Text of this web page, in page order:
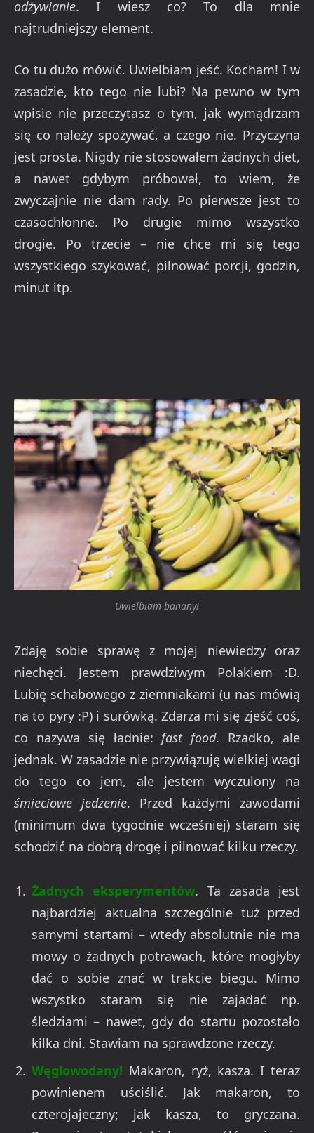
odżywianie. I wiesz co? To dla mnie
najtrudniejszy element.
Co tu dużo mówić. Uwielbiam jeść. Kocham! I w
zasadzie, kto tego nie lubi? Na pewno w tym
wpisie nie przeczytasz o tym, jak wymądrzam
się co należy spożywać, a czego nie. Przyczyna
jest prosta. Nigdy nie stosowałem żadnych diet,
a nawet gdybym próbował, to wiem, że
zwyczajnie nie dam rady. Po pierwsze jest to
czasochłonne. Po drugie mimo wszystko
drogie. Po trzecie – nie chce mi się tego
wszystkiego szykować, pilnować porcji, godzin,
minut itp.
Uwielbiam banany!
Zdaję sobie sprawę z mojej niewiedzy oraz
niechęci. Jestem prawdziwym Polakiem :D.
Lubię schabowego z ziemniakami (u nas mówią
na to pyry :P) i surówką. Zdarza mi się zjeść coś,
co nazywa się ładnie:fast food. Rzadko, ale
jednak. W zasadzie nie przywiązuję wielkiej wagi
do tego co jem, ale jestem wyczulony na
śmieciowe jedzenie. Przed każdymi zawodami
(minimum dwa tygodnie wcześniej) staram się
schodzić na dobrą drogę i pilnować kilku rzeczy.
Żadnych eksperymentów. Ta zasada jest
najbardziej aktualna szczególnie tuż przed
samymi startami – wtedy absolutnie nie ma
mowy o żadnych potrawach, które mogłyby
dać o sobie znać w trakcie biegu. Mimo
wszystko staram się nie zajadać np.
śledziami – nawet, gdy do startu pozostało
kilka dni. Stawiam na sprawdzone rzeczy.
Węglowodany! Makaron, ryż, kasza. I teraz
powinienem uściślić. Jak makaron, to
czterojajeczny; jak kasza, to gryczana.